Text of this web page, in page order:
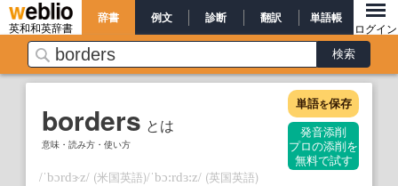
英和和英辞書
辞書 例文 診断 翻訳 単語帳
ログイン
borders とは
意味・読み方・使い方
単語を保存
発音添削
プロの添削を
無料で試す
/ˈbɔrdɝz/ (米国英語)/ˈbɔ:rdɜ:z/ (英国英語)